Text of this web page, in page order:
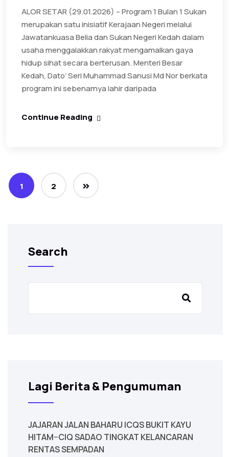
ALOR SETAR (29.01.2026) – Program 1 Bulan 1 Sukan
merupakan satu inisiatif Kerajaan Negeri melalui
Jawatankuasa Belia dan Sukan Negeri Kedah dalam
usaha menggalakkan rakyat mengamalkan gaya
hidup sihat secara berterusan. Menteri Besar
Kedah, Dato’ Seri Muhammad Sanusi Md Nor berkata
program ini sebenarnya lahir daripada
Continue Reading
1 2
Search
Lagi Berita & Pengumuman
JAJARAN JALAN BAHARU ICQS BUKIT KAYU
HITAM–CIQ SADAO TINGKAT KELANCARAN
RENTAS SEMPADAN